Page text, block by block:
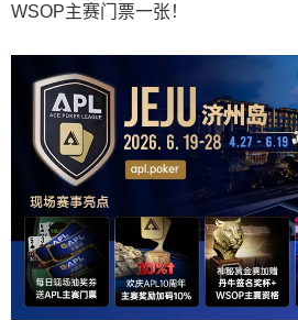
WSOP主赛门票一张！